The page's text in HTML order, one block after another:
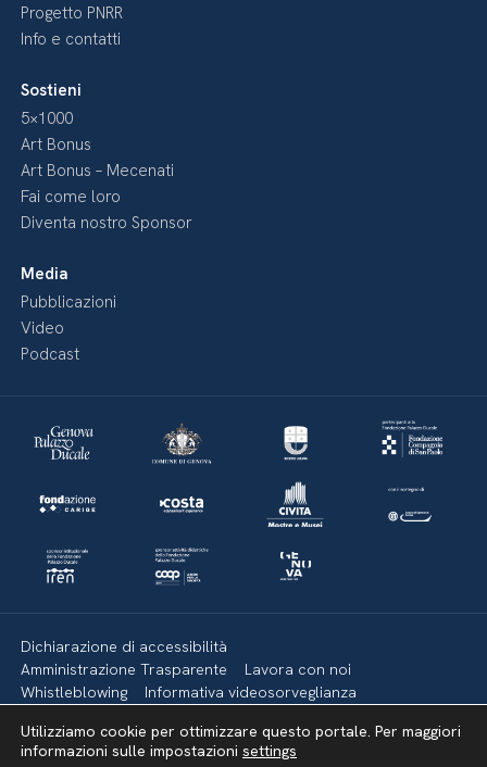
Progetto PNRR
Info e contatti
Sostieni
5×1000
Art Bonus
Art Bonus – Mecenati
Fai come loro
Diventa nostro Sponsor
Media
Pubblicazioni
Video
Podcast
Dichiarazione di accessibilità
Amministrazione Trasparente
Lavora con noi
Whistleblowing
Informativa videosorveglianza
Mappa del sito
Utilizziamo cookie per ottimizzare questo portale. Per maggiori
informazioni sulle impostazioni settings